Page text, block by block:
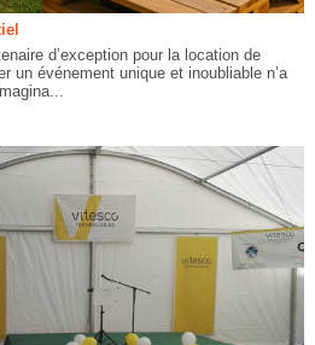
d’exception pour la location de
un événement unique et inoubliable n’a